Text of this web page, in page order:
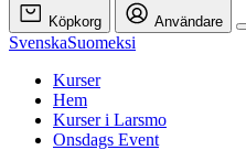
Köpkorg Användare
SvenskaSuomeksi
Kurser
Hem
Kurser i Larsmo
Onsdags Event